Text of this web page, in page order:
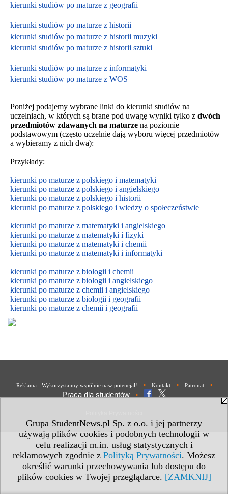
Grupa StudentNews.pl Sp. z o.o. i jej partnerzy
używają plików cookies i podobnych technologii w
celu realizacji m.in. usług statystycznych i
reklamowych zgodnie z Polityką Prywatności. Możesz
określić warunki przechowywania lub dostępu do
plików cookies w Twojej przeglądarce. [ZAMKNIJ]
kierunki studiów po maturze z geografii
kierunki studiów po maturze z historii
kierunki studiów po maturze z historii muzyki
kierunki studiów po maturze z historii sztuki
kierunki studiów po maturze z informatyki
kierunki studiów po maturze z WOS
Poniżej podajemy wybrane linki do kierunki studiów na
uczelniach, w których są brane pod uwagę wyniki tylko z dwóch
przedmiotów zdawanych na maturze na poziomie
podstawowym (często uczelnie dają wyboru więcej przedmiotów
a wybieramy z nich dwa):
Przykłady:
kierunki po maturze z polskiego i matematyki
kierunki po maturze z polskiego i angielskiego
kierunki po maturze z polskiego i historii
kierunki po maturze z polskiego i wiedzy o społeczeństwie
kierunki po maturze z matematyki i angielskiego
kierunki po maturze z matematyki i fizyki
kierunki po maturze z matematyki i chemii
kierunki po maturze z matematyki i informatyki
kierunki po maturze z biologii i chemii
kierunki po maturze z biologii i angielskiego
kierunki po maturze z chemii i angielskiego
kierunki po maturze z biologii i geografii
kierunki po maturze z chemii i geografii
Reklama - Wykorzystajmy wspólnie nasz potencjał! • Kontakt • Patronat •
Praca dla studentów •